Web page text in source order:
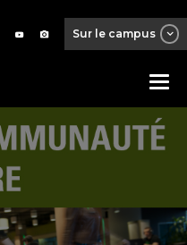
Sur le campus